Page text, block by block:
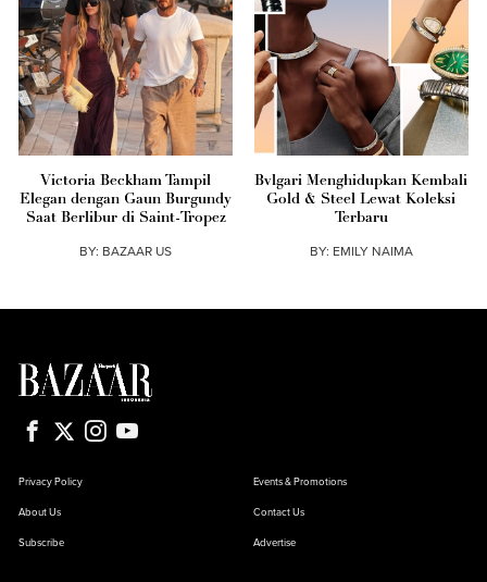
Victoria Beckham Tampil
Elegan dengan Gaun Burgundy
Saat Berlibur di Saint-Tropez
BY: BAZAAR US
Bvlgari Menghidupkan Kembali
Gold & Steel Lewat Koleksi
Terbaru
BY: EMILY NAIMA
Privacy Policy Events & Promotions
About Us Contact Us
Subscribe Advertise